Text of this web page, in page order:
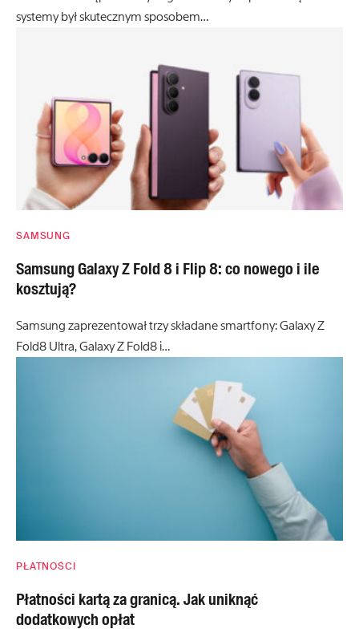
systemy był skutecznym sposobem…
SAMSUNG
Samsung Galaxy Z Fold 8 i Flip 8: co nowego i ile
kosztują?
Samsung zaprezentował trzy składane smartfony: Galaxy Z
Fold8 Ultra, Galaxy Z Fold8 i…
PŁATNOŚCI
Płatności kartą za granicą. Jak uniknąć
dodatkowych opłat